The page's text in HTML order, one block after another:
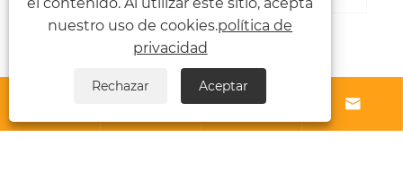
 
nuestro uso de cookies.política de
privacidad
Rechazar Aceptar